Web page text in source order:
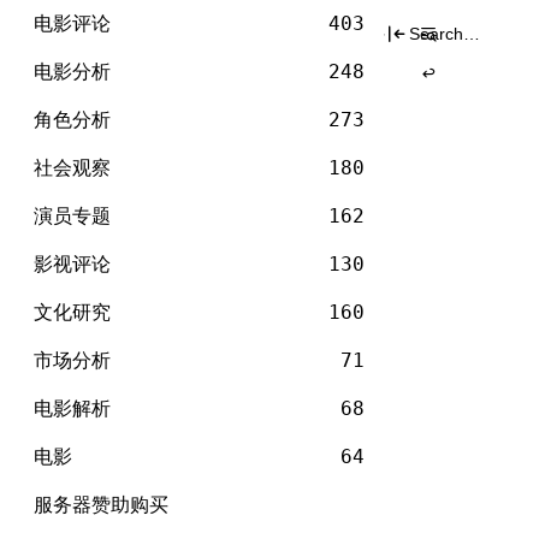
Skip
content
电影评论 403
电影分析 248
角色分析 273
社会观察 180
演员专题 162
影视评论 130
文化研究 160
市场分析 71
电影解析 68
电影 64
服务器赞助购买
Search
标签：